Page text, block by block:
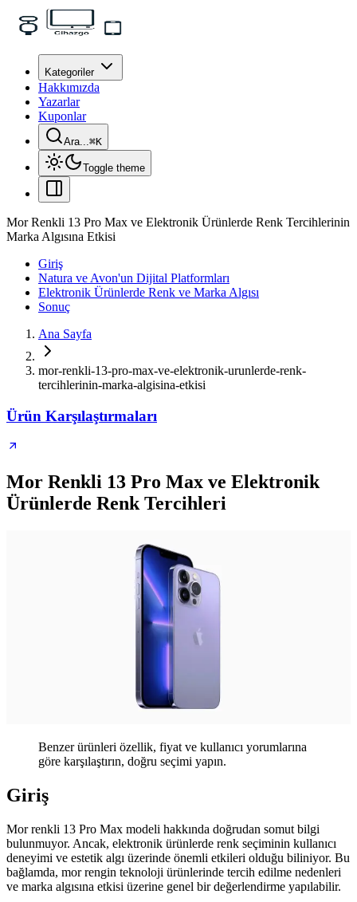
Kategoriler
Hakkımızda
Yazarlar
Kuponlar
Ara...⌘K
Toggle theme
Mor Renkli 13 Pro Max ve Elektronik Ürünlerde Renk Tercihlerinin
Marka Algısına Etkisi
Giriş
Natura ve Avon'un Dijital Platformları
Elektronik Ürünlerde Renk ve Marka Algısı
Sonuç
Ana Sayfa
mor-renkli-13-pro-max-ve-elektronik-urunlerde-renk-
tercihlerinin-marka-algisina-etkisi
Ürün Karşılaştırmaları
Mor Renkli 13 Pro Max ve Elektronik
Ürünlerde Renk Tercihleri
Benzer ürünleri özellik, fiyat ve kullanıcı yorumlarına
göre karşılaştırın, doğru seçimi yapın.
Giriş
Mor renkli 13 Pro Max modeli hakkında doğrudan somut bilgi
bulunmuyor. Ancak, elektronik ürünlerde renk seçiminin kullanıcı
deneyimi ve estetik algı üzerinde önemli etkileri olduğu biliniyor. Bu
bağlamda, mor rengin teknoloji ürünlerinde tercih edilme nedenleri
ve marka algısına etkisi üzerine genel bir değerlendirme yapılabilir.